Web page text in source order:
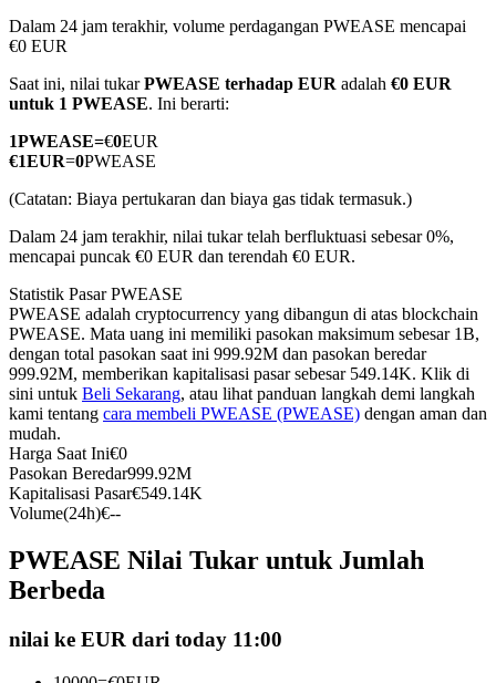
TradFi
USDC Berjangka
Kontrak berjangka menggunakan USDC sebagai jaminannya
Bergabunglah dengan pedagang top
Dalam 24 jam terakhir, volume perdagangan PWEASE mencapai
€0 EUR
Saat ini, nilai tukarPWEASE terhadap EUR adalah €0 EUR
untuk 1 PWEASE. Ini berarti:
1PWEASE=€0EUR
€1EUR=0PWEASE
(Catatan: Biaya pertukaran dan biaya gas tidak termasuk.)
Dalam 24 jam terakhir, nilai tukar telah berfluktuasi sebesar 0%,
mencapai puncak €0 EUR dan terendah €0 EUR.
Statistik Pasar PWEASE
PWEASE adalah cryptocurrency yang dibangun di atas blockchain
PWEASE. Mata uang ini memiliki pasokan maksimum sebesar 1B,
dengan total pasokan saat ini 999.92M dan pasokan beredar
999.92M, memberikan kapitalisasi pasar sebesar 549.14K. Klik di
sini untuk Beli Sekarang, atau lihat panduan langkah demi langkah
kami tentang cara membeli PWEASE (PWEASE) dengan aman dan
mudah.
Harga Saat Ini€0
Pasokan Beredar999.92M
Kapitalisasi Pasar€549.14K
Volume(24h)€--
PWEASE Nilai Tukar untuk Jumlah
Berbeda
nilai ke EUR dari today 11:00